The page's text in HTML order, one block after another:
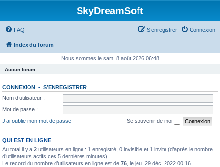
SkyDreamSoft
FAQ Connexion
S’enregistrer
Index du forum
Nous sommes le sam. 8 août 2026 06:48
Aucun forum.
CONNEXION • S’ENREGISTRER
Nom d’utilisateur :
Mot de passe :
J’ai oublié mon mot de passe
Se souvenir de moi
QUI EST EN LIGNE
Au total il y a 2 utilisateurs en ligne : 1 enregistré, 0 invisible et 1 invité (d’après le nombre
d’utilisateurs actifs ces 5 dernières minutes)
Le record du nombre d’utilisateurs en ligne est de 76 , le jeu. 29 déc. 2022 00:16